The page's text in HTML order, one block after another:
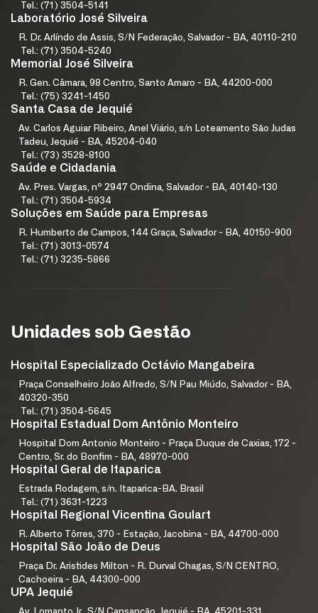
Tel.: (71) 3504-5141
Laboratório José Silveira
R. Dr. Arlíndo de Assis, S/N Federação, Salvador - BA, 40110-210
Tel.: (71) 3504-5240
Memorial José Silveira
R. Gen. Câmara, 98 Centro, Santo Amaro - BA, 44200-000
Tel.: (75) 3241-1450
Santa Casa de Jequié
Av. Carlos Aguiar Ribeiro, Anel Viário, s/n Loteamento São Judas
Tadeu, Jequié - BA, 45204-040
Tel.: (73) 3528-8100
Saúde e Cidadania
Av. Pres. Vargas, nº 2947 Ondina, Salvador - BA, 40140-130
Tel.: (71) 3504-5934
Soluções em Saúde para Empresas
R. Humberto de Campos, 144 Graça, Salvador - BA, 40150-900
Tel.: (71) 3013-0574
Tel.: (71) 3235-5866
Unidades sob Gestão
Hospital Especializado Octávio Mangabeira
Praça Conselheiro João Alfredo, S/N Pau Miúdo, Salvador - BA,
40320-350
Tel.: (71) 3504-5645
Hospital Estadual Dom Antônio Monteiro
Hospital Dom Antonio Monteiro - Praça Duque de Caxias, 172 -
Centro, Sr. do Bonfim - BA, 48970-000
Hospital Geral de Itaparica
Estrada Rodagem, s/n. Itaparica-BA. Brasil
Tel.: (71) 3631-1223
Hospital Regional Vicentina Goulart
R. Alberto Tôrres, 370 - Estação, Jacobina - BA, 44700-000
Hospital São João de Deus
Praça Dr. Aristides Milton - R. Durval Chagas, S/N CENTRO,
Cachoeira - BA, 44300-000
UPA Jequié